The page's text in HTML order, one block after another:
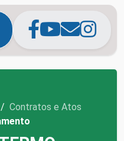
Contratos e Atos